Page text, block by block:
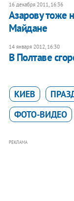
16 декабря 2011, 16:36
Азарову тоже
Майдане
14 января 2012, 16:30
В Полтаве
КИЕВ
ФОТО-ВИДЕО
РЕКЛАМА